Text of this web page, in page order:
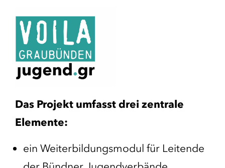
Das Projekt umfasst drei zentrale
Elemente:
ein Weiterbildungsmodul für Leitende